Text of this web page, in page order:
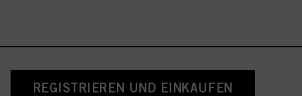
REGISTRIEREN UND EINKAUFEN